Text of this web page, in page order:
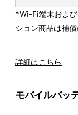
*Wi-Fi端末およ
ション商品は補償
詳細はこちら
モバイルバッ